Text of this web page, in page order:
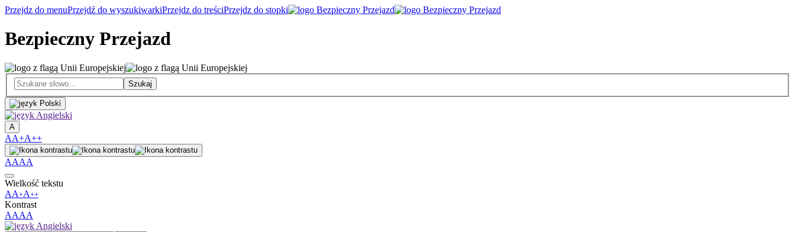
Przejdz do menuPrzejdź do wyszukiwarkiPrzejdz do treściPrzejdz do stopki
Bezpieczny Przejazd
A
AA+A++
AAAA
Wielkość tekstu
AA+A++
Kontrast
AAAA